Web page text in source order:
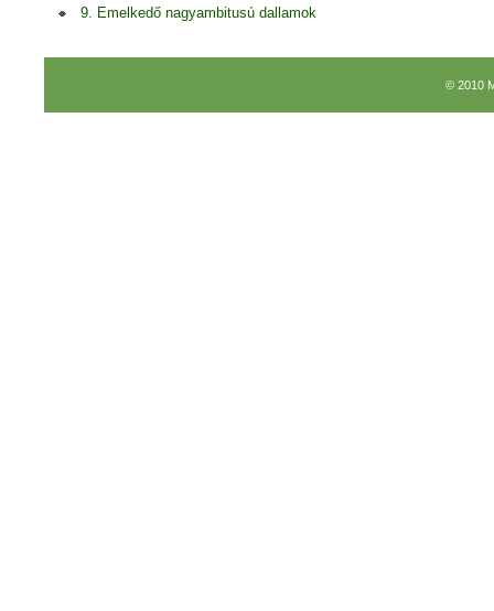
9. Emelkedő nagyambitusú dallamok
© 2010